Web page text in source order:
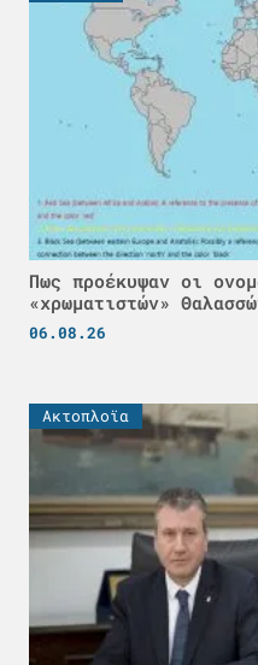
Πως προέκυψαν οι
«χρωματιστών»
06.08.26
Ακτοπλοϊα